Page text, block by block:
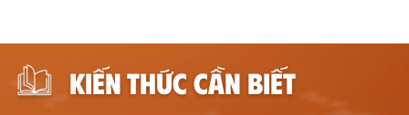
KIẾN THỨC CẦN BIẾT